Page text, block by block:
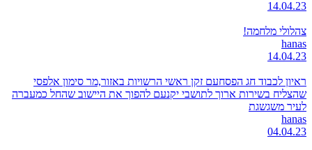
14.04.23
צהלולי מלחמה!
hanas
14.04.23
ראיון לכבוד חג הפסחעם זקן ראשי הרשויות באזור,מר סימון אלפסי
שהצליח בשירות ארוך לתושבי יקנעם להפוך את היישוב שהחל כמעברה
לעיר משגשגת
hanas
04.04.23